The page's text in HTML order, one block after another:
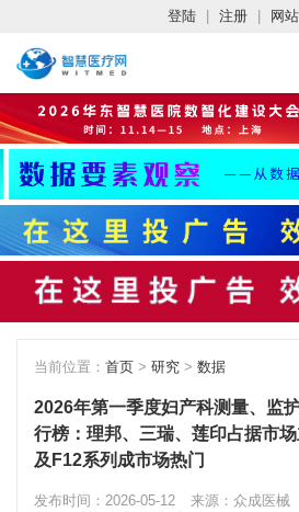
登陆 注册 网
当前位置： 首页 > 研究 > 数据
2026年第一季度妇产科测量、监
行榜：理邦、三瑞、莲印占据市
及F12系列成市场热门
发布时间：2026-05-12 来源：众成医械